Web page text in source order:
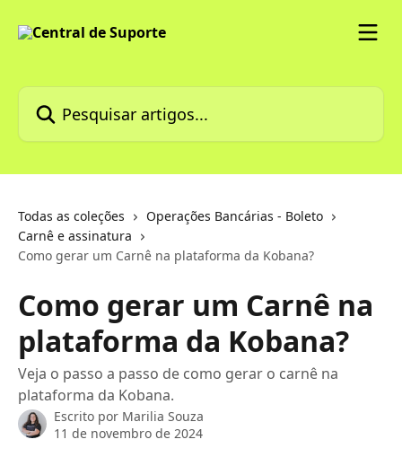
Pesquisar artigos...
Todas as coleções
Operações Bancárias - Boleto
Carnê e assinatura
Como gerar um Carnê na plataforma da Kobana?
Como gerar um Carnê na
plataforma da Kobana?
Veja o passo a passo de como gerar o carnê na
plataforma da Kobana.
Escrito por Marilia Souza
11 de novembro de 2024